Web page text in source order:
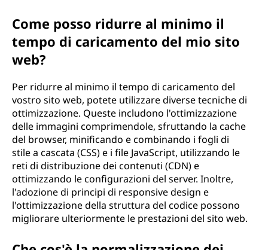
Come posso ridurre al minimo il
tempo di caricamento del mio sito
web?
Per ridurre al minimo il tempo di caricamento del
vostro sito web, potete utilizzare diverse tecniche di
ottimizzazione. Queste includono l'ottimizzazione
delle immagini comprimendole, sfruttando la cache
del browser, minificando e combinando i fogli di
stile a cascata (CSS) e i file JavaScript, utilizzando le
reti di distribuzione dei contenuti (CDN) e
ottimizzando le configurazioni del server. Inoltre,
l'adozione di principi di responsive design e
l'ottimizzazione della struttura del codice possono
migliorare ulteriormente le prestazioni del sito web.